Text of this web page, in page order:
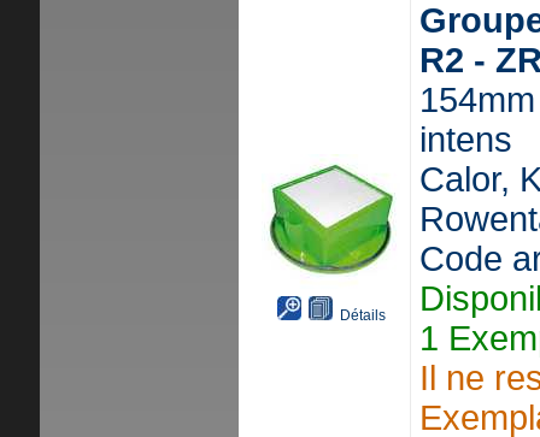
Détails
R2 -
intens
Calor,
Code
1
Il ne